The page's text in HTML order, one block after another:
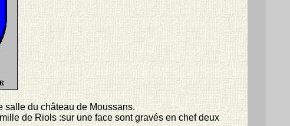
salle du château de Moussans.
de Riols :sur une face sont gravés en chef deux